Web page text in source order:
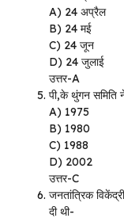
A) 24 अप्रैल
B) 24 मई
C) 24 जून
D) 24 जुलाई
उत्तर-A
पी,के थुंगन समिति
A) 1975
B) 1980
C) 1988
D) 2002
उत्तर-C
जनतांत्रिक
दी थी-